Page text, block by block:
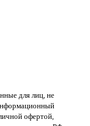
для лиц, не
офертой,